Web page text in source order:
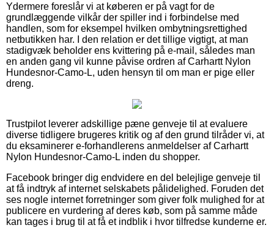
Ydermere foreslår vi at køberen er på vagt for de
grundlæggende vilkår der spiller ind i forbindelse med
handlen, som for eksempel hvilken ombytningsrettighed
netbutikken har. I den relation er det tillige vigtigt, at man
stadigvæk beholder ens kvittering på e-mail, således man
en anden gang vil kunne påvise ordren af Carhartt Nylon
Hundesnor-Camo-L, uden hensyn til om man er pige eller
dreng.
Trustpilot leverer adskillige pæne genveje til at evaluere
diverse tidligere brugeres kritik og af den grund tilråder vi, at
du eksaminerer e-forhandlerens anmeldelser af Carhartt
Nylon Hundesnor-Camo-L inden du shopper.
Facebook bringer dig endvidere en del belejlige genveje til
at få indtryk af internet selskabets pålidelighed. Foruden det
ses nogle internet forretninger som giver folk mulighed for at
publicere en vurdering af deres køb, som på samme måde
kan tages i brug til at få et indblik i hvor tilfredse kunderne er.